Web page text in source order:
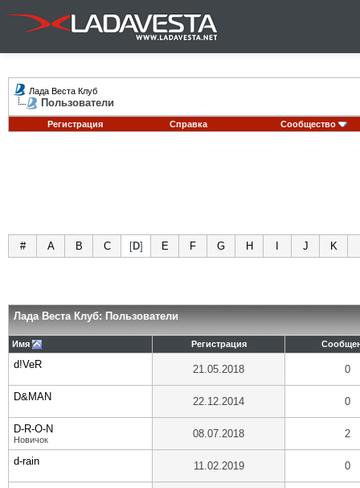
Лада Веста Клуб
Пользователи
Регистрация Справка Сообщество
# A B C [D] E F G H J K
Лада Веста Клуб: Пользователи
Имя Регистрация
d!VeR 21.05.2018 0
D&MAN 22.12.2014 0
D-R-O-N
Новичок 08.07.2018 2
d-rain 11.02.2019 0